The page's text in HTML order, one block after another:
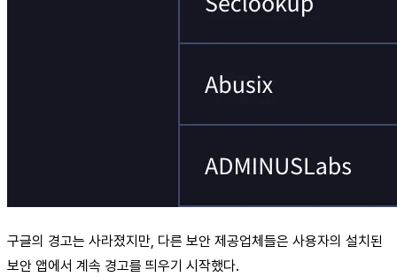
구글의 경고는 사라졌지만, 다른 보안 제공업체들은 사용자의 설치된
보안 앱에서 계속 경고를 띄우기 시작했다.